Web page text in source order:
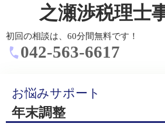
之瀬渉税理士
初回の相談は、60分間無料です！
042-563-6617
お悩みサポート
年末調整